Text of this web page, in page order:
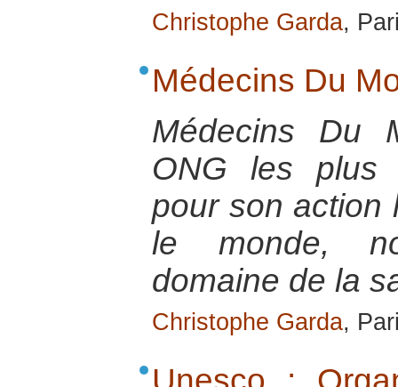
Christophe Garda,
Médecins Du
Médecins Du
ONG les plus
pour son action
le monde,
domaine de la
Christophe Garda,